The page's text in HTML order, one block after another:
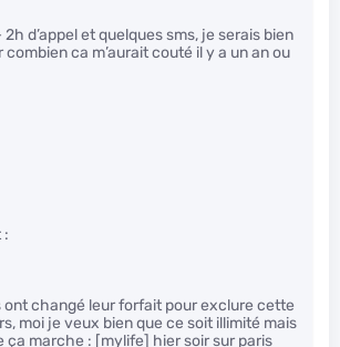
d’appel et quelques sms, je serais bien
ca m’aurait couté il y a un an ou
:
changé leur forfait pour exclure cette
moi je veux bien que ce soit illimité mais
ça marche : [mylife] hier soir sur paris